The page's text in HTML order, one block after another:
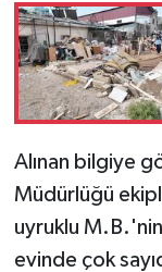
Alınan bilgiye
Müdürlüğü
uyruklu
evinde çok
Güvenlik
HABERDE
İNSAN
İş Dünyası
Jandarma